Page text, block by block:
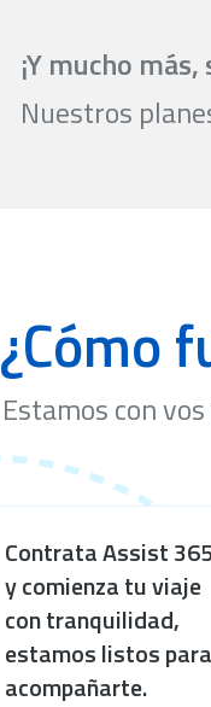
¡Y mucho
Nuestros
¿Cómo
Estamos con
Contrata Assist
y comienza tu viaje
con tranquilidad,
estamos listos para
acompañarte.